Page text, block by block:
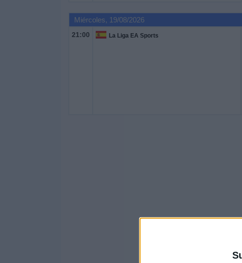
Miércoles, 19/08/2026
21:00 La Liga EA Sports